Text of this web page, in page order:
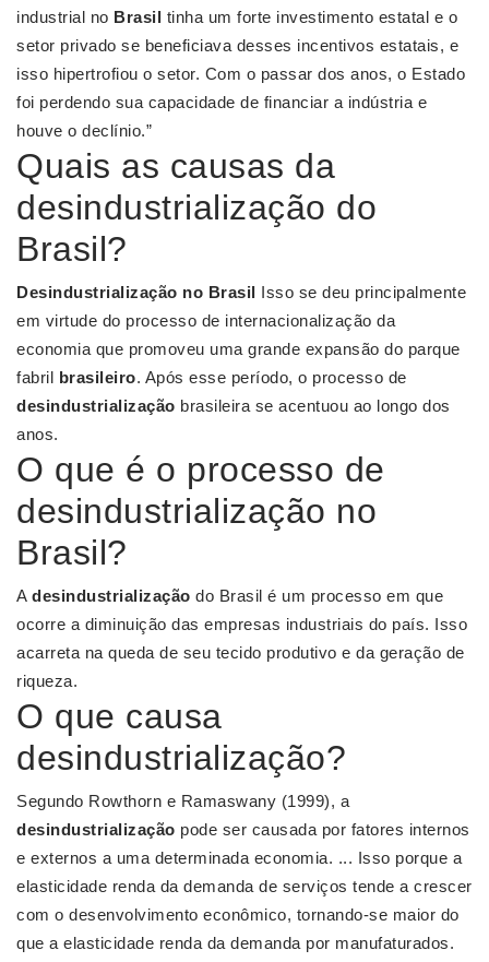
industrial no Brasil tinha um forte investimento estatal e o
setor privado se beneficiava desses incentivos estatais, e
isso hipertrofiou o setor. Com o passar dos anos, o Estado
foi perdendo sua capacidade de financiar a indústria e
houve o declínio.”
Quais as causas da
desindustrialização do
Brasil?
Desindustrialização no Brasil Isso se deu principalmente
em virtude do processo de internacionalização da
economia que promoveu uma grande expansão do parque
fabril brasileiro. Após esse período, o processo de
desindustrialização brasileira se acentuou ao longo dos
anos.
O que é o processo de
desindustrialização no
Brasil?
A desindustrialização do Brasil é um processo em que
ocorre a diminuição das empresas industriais do país. Isso
acarreta na queda de seu tecido produtivo e da geração de
riqueza.
O que causa
desindustrialização?
Segundo Rowthorn e Ramaswany (1999), a
desindustrialização pode ser causada por fatores internos
e externos a uma determinada economia. ... Isso porque a
elasticidade renda da demanda de serviços tende a crescer
com o desenvolvimento econômico, tornando-se maior do
que a elasticidade renda da demanda por manufaturados.